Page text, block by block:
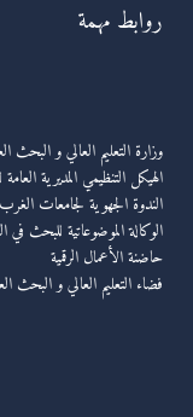
روابط مهمة
وزارة التعليم العالي و البحث
الهيكل التنظيمي المديرية
الندوة الجهوية لجامعات الغرب
الوكالة الموضوعاتية للبحث في
حاضنة الأعمال الرقمية
فضاء التعليم العالي و البحث